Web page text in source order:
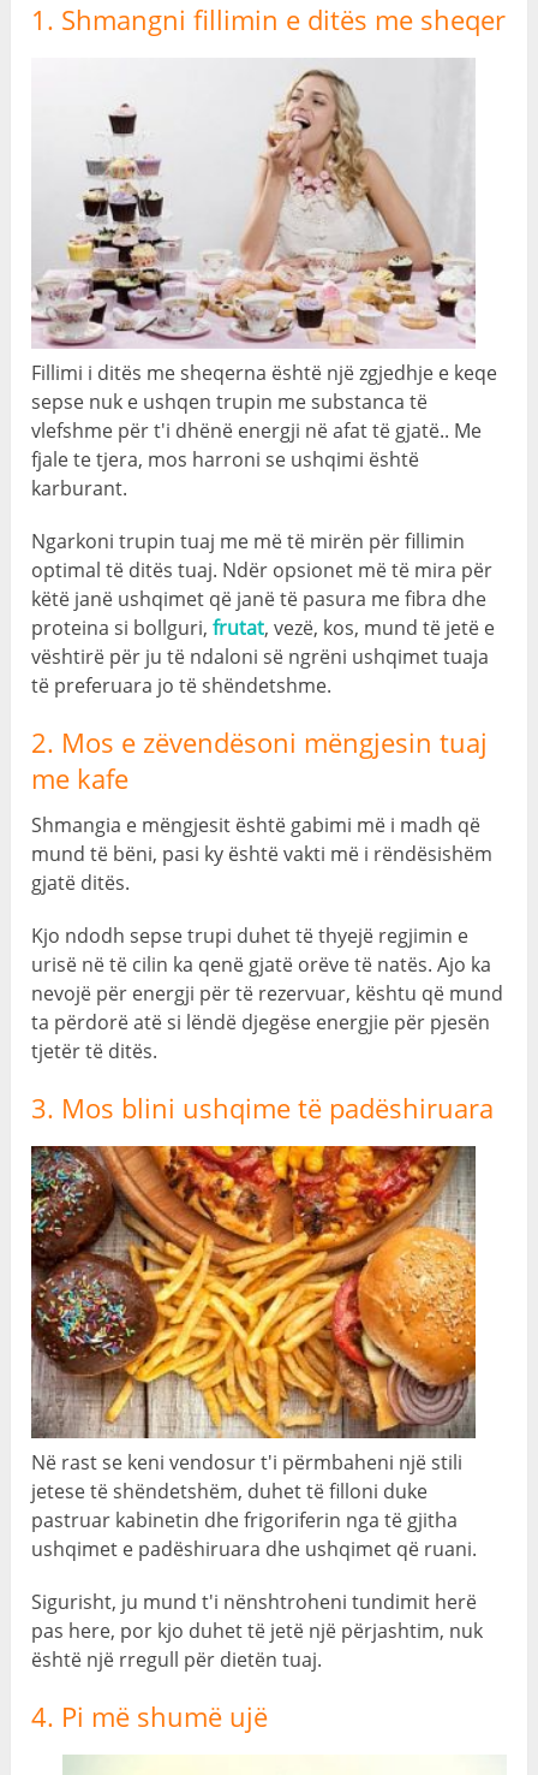
1. Shmangni fillimin e ditës me sheqer
Fillimi i ditës me sheqerna është një zgjedhje e keqe
sepse nuk e ushqen trupin me substanca të
vlefshme për t'i dhënë energji në afat të gjatë.. Me
fjale te tjera, mos harroni se ushqimi është
karburant.
Ngarkoni trupin tuaj me më të mirën për fillimin
optimal të ditës tuaj. Ndër opsionet më të mira për
këtë janë ushqimet që janë të pasura me fibra dhe
proteina si bollguri,frutat, vezë, kos, mund të jetë e
vështirë për ju të ndaloni së ngrëni ushqimet tuaja
të preferuara jo të shëndetshme.
2. Mos e zëvendësoni mëngjesin tuaj
me kafe
Shmangia e mëngjesit është gabimi më i madh që
mund të bëni, pasi ky është vakti më i rëndësishëm
gjatë ditës.
Kjo ndodh sepse trupi duhet të thyejë regjimin e
urisë në të cilin ka qenë gjatë orëve të natës. Ajo ka
nevojë për energji për të rezervuar, kështu që mund
ta përdorë atë si lëndë djegëse energjie për pjesën
tjetër të ditës.
3. Mos blini ushqime të padëshiruara
Në rast se keni vendosur t'i përmbaheni një stili
jetese të shëndetshëm, duhet të filloni duke
pastruar kabinetin dhe frigoriferin nga të gjitha
ushqimet e padëshiruara dhe ushqimet që ruani.
Sigurisht, ju mund t'i nënshtroheni tundimit herë
pas here, por kjo duhet të jetë një përjashtim, nuk
është një rregull për dietën tuaj.
4. Pi më shumë ujë